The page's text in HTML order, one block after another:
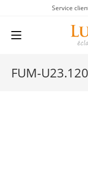
content
Service
FUM-